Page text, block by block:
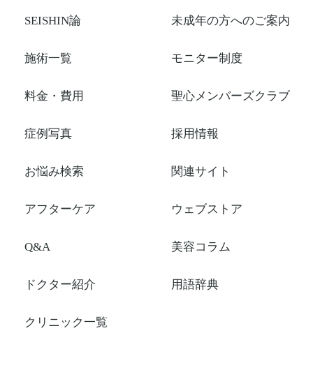
SEISHIN論
施術一覧
料金・費用
症例写真
お悩み検索
アフターケア
Q&A
ドクター紹介
クリニック一覧
未成年の方へのご案内
モニター制度
聖心メンバーズクラブ
採用情報
関連サイト
ウェブストア
美容コラム
用語辞典